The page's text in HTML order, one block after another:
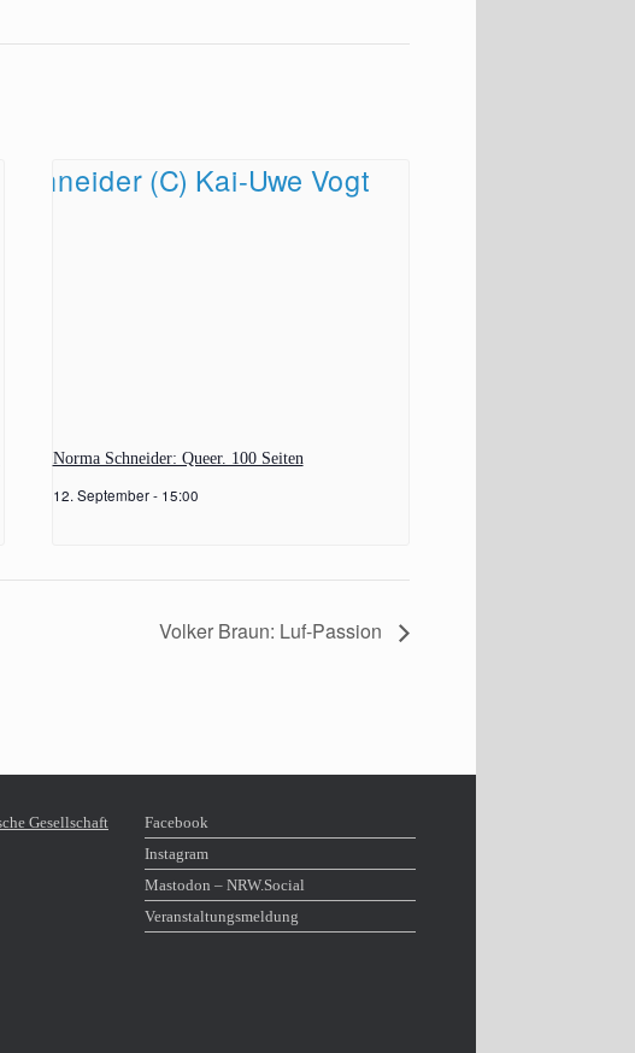
Norma Schneider: Queer. 100 Seiten
12. September - 15:00
Volker Braun: Luf-Passion
Facebook
Instagram
Mastodon – NRW​.Social
Veranstaltungsmeldung